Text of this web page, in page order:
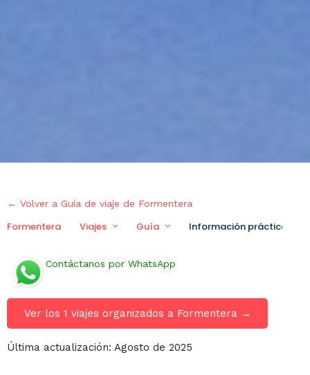
← Volver a Guía de viaje de Formentera
Formentera Viajes Guía Información práctica
Contáctanos por WhatsApp
Ver los 1 viajes organizados a Formentera →
Última actualización: Agosto de 2025